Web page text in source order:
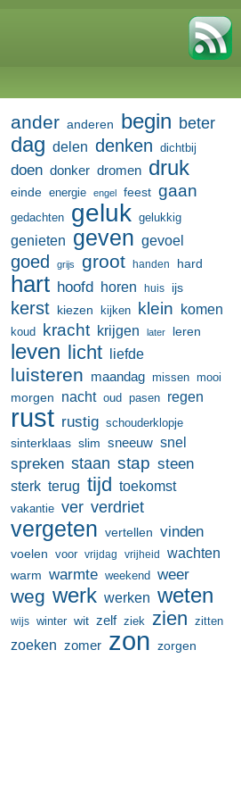
ander anderen begin beter
dag delen denken dichtbij
doen donker dromen druk
einde energie engel feest gaan
gedachten geluk gelukkig
genieten geven gevoel
goed grijs groot handen hard
hart hoofd horen huis ijs
kerst kiezen kijken klein komen
koud kracht krijgen later leren
leven licht liefde
luisteren maandag missen mooi
morgen nacht oud pasen regen
rust rustig schouderklopje
sinterklaas slim sneeuw snel
spreken staan stap steen
sterk terug tijd toekomst
vakantie ver verdriet
vergeten vertellen vinden
voelen voor vrijdag vrijheid wachten
warm warmte weekend weer
weg werk werken weten
wijs winter wit zelf ziek zien zitten
zoeken zomer zon zorgen